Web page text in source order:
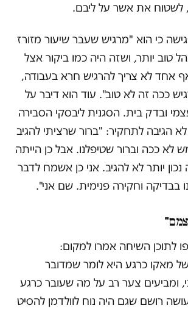
לשטוח את אשר על ליבם.
כי הוא "מרגיש שעבר שיעור מזורז
טוב יותר, ושזה היה כמו ביקור אצל
אחד לא צריך להרגיש חרא בעבודה,
ככה זה לא טוב". עוד הוא דיבר על
ובדק בית. הסגנית ליבסקי הסבירה
הגיבה לתחקיר: "ברור שרציתי להגיב
לא ככה וברור שטיפלנו. אבל כן הייתה
יותר לא להגיב. אני כן אשמח לדבר
בבדיקה וחקירה פנימית. שם אני".
לתוכן השיחה אמרו למקום:
מאקו כרגע היא לומר שמדובר
ומביעים צער רב על מה שעובר כרגע
רושם שגם היה נוח לוולדמן להסיט